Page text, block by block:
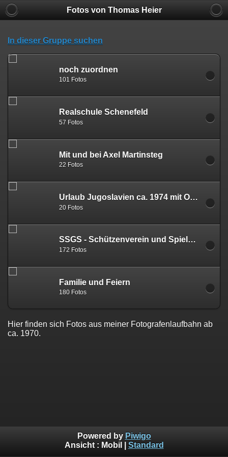
Fotos von Thomas Heier
In dieser Gruppe suchen
noch zuordnen
101 Fotos
Realschule Schenefeld
57 Fotos
Mit und bei Axel Martinsteg
22 Fotos
Urlaub Jugoslavien ca. 1974 mit Oma Sandhack
20 Fotos
SSGS - Schützenverein und Spielmannszug
172 Fotos
Familie und Feiern
180 Fotos
Hier finden sich Fotos aus meiner Fotografenlaufbahn ab
ca. 1970.
Powered by Piwigo
Ansicht : Mobil Standard